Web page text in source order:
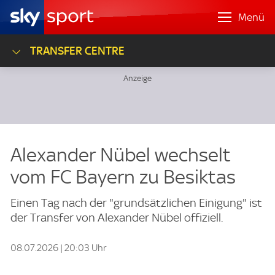
Menü
TRANSFER CENTRE
Alexander Nübel wechselt
vom FC Bayern zu Besiktas
Einen Tag nach der "grundsätzlichen Einigung" ist
der Transfer von Alexander Nübel offiziell.
08.07.2026 | 20:03 Uhr